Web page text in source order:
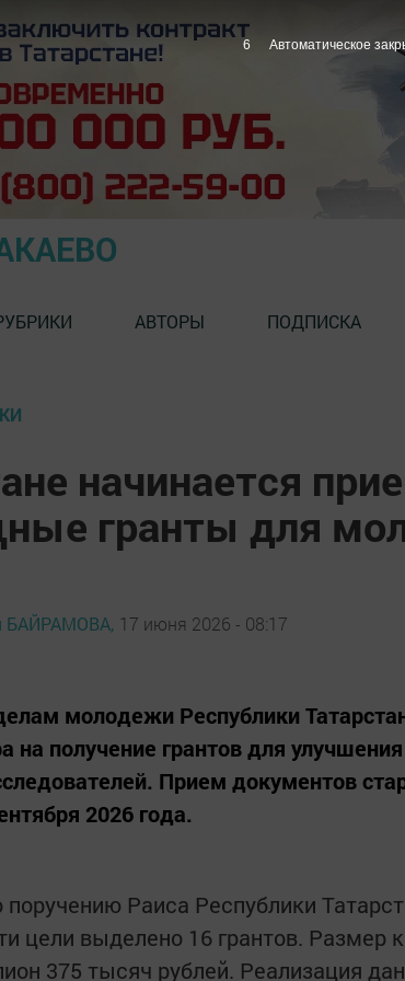
АВТОРЫ ПОДПИСКА
начинается
гранты для
БАЙРАМОВА, 17 июня 2026 - 08:17
молодежи Республики
на получение грантов для
Прием документов
2026 года.
Раиса Республики
цели выделено 16 грантов. Размер
375 тысяч рублей. Реализация
5 Автоматическое